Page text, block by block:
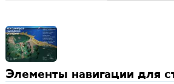
Элементы навигации для